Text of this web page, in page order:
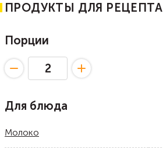
ПРОДУКТЫ ДЛЯ РЕЦЕПТА
Порции
Для блюда
Молоко